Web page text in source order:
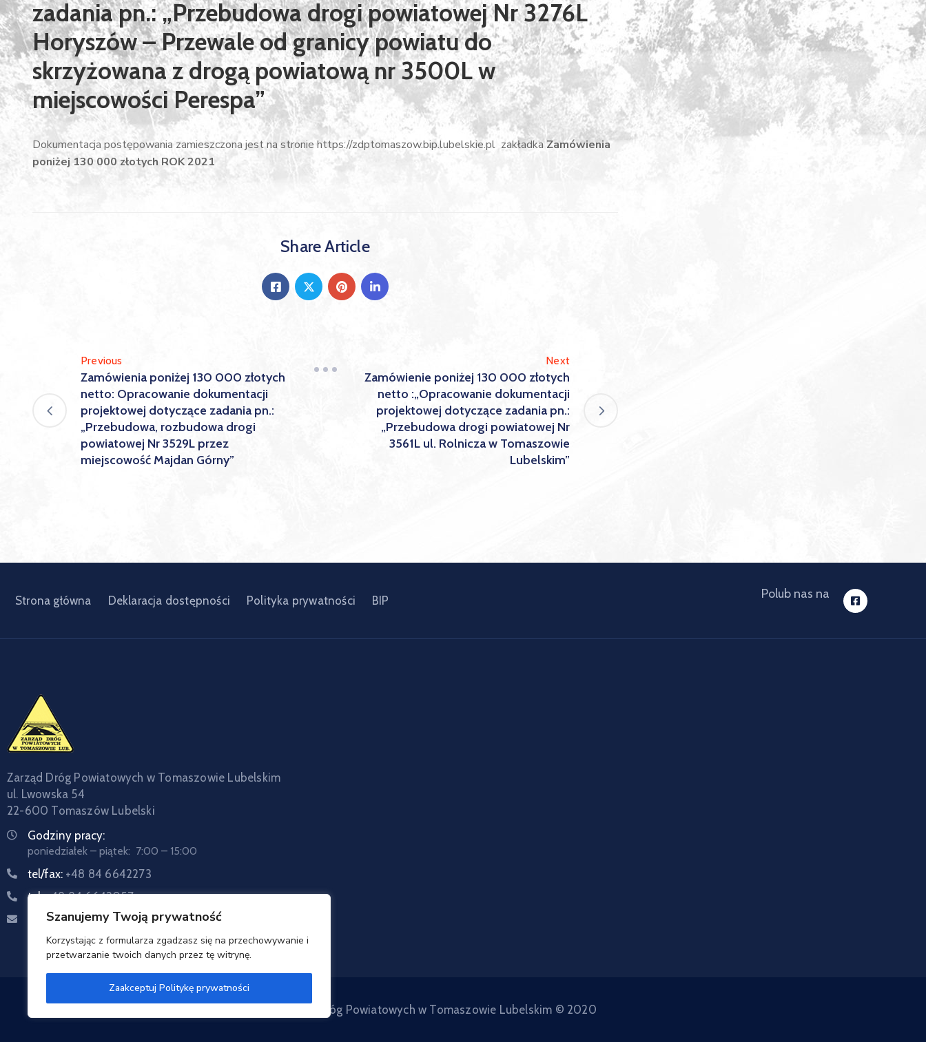
Szanujemy Twoją prywatność
Korzystając z formularza zgadzasz się na przechowywanie i
przetwarzanie twoich danych przez tę witrynę.
Zaakceptuj Politykę prywatności
zadania pn.: „Przebudowa drogi powiatowej Nr 3276L
Horyszów – Przewale od granicy powiatu do
skrzyżowana z drogą powiatową nr 3500L w
miejscowości Perespa”
Dokumentacja postępowania zamieszczona jest na stronie https://zdptomaszow.bip.lubelskie.pl zakładkaZamówienia
poniżej 130 000 złotych ROK 2021
Share Article
Previous
Zamówienia poniżej 130 000 złotych
netto: Opracowanie dokumentacji
projektowej dotyczące zadania pn.:
„Przebudowa, rozbudowa drogi
powiatowej Nr 3529L przez
miejscowość Majdan Górny”
Next
Zamówienie poniżej 130 000 złotych
netto :„Opracowanie dokumentacji
projektowej dotyczące zadania pn.:
„Przebudowa drogi powiatowej Nr
3561L ul. Rolnicza w Tomaszowie
Lubelskim”
Strona główna Deklaracja dostępności Polityka prywatności BIP Polub nas na
Zarząd Dróg Powiatowych w Tomaszowie Lubelskim
ul. Lwowska 54
22-600 Tomaszów Lubelski
Godziny pracy:
poniedziałek – piątek: 7:00 – 15:00
tel/fax: +48 84 6642273
tel:+48 84 6642057
Email:sekretariat@zdptomaszow.pl
Zarząd Dróg Powiatowych w Tomaszowie Lubelskim © 2020